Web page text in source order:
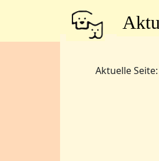
Aktuelle Seite: